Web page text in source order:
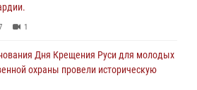
1
Дня Крещения Руси для молодых
охраны провели историческую